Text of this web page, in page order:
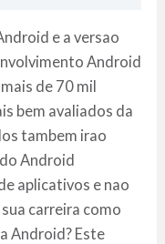
e a versao
Android
de 70 mil
bem avaliados da
tambem irao
Android
aplicativos e nao
carreira como
Android? Este